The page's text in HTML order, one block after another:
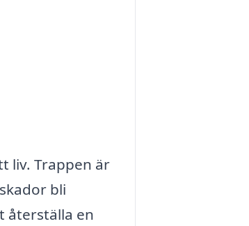
liv. Trappen är
bli
återställa en